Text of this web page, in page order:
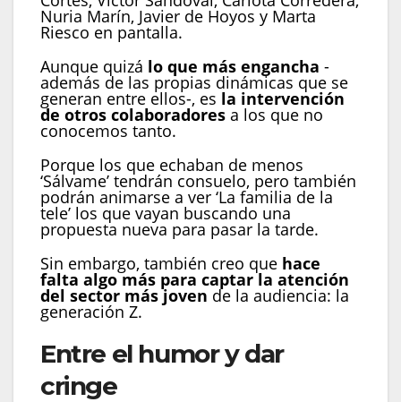
Nuria Marín, Javier de Hoyos y Marta
Riesco en pantalla.
Aunque quizá lo que más engancha -
además de las propias dinámicas que se
generan entre ellos-, es la intervención
de otros colaboradores a los que no
conocemos tanto.
Porque los que echaban de menos
‘Sálvame’ tendrán consuelo, pero también
podrán animarse a ver ‘La familia de la
tele’ los que vayan buscando una
propuesta nueva para pasar la tarde.
Sin embargo, también creo que hace
falta algo más para captar la atención
del sector más joven de la audiencia: la
generación Z.
Entre el humor y dar
cringe